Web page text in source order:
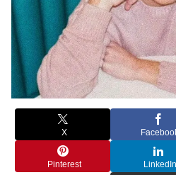
X
Pinterest LinkedIn